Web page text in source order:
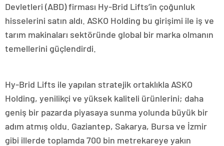
Devletleri (ABD) firması Hy-Brid Lifts’in çoğunluk
hisselerini satın aldı. ASKO Holding bu girişimi ile iş ve
tarım makinaları sektöründe global bir marka olmanın
temellerini güçlendirdi.
Hy-Brid Lifts ile yapılan stratejik ortaklıkla ASKO
Holding, yenilikçi ve yüksek kaliteli ürünlerini; daha
geniş bir pazarda piyasaya sunma yolunda büyük bir
adım atmış oldu. Gaziantep, Sakarya, Bursa ve İzmir
gibi illerde toplamda 700 bin metrekareye yakın